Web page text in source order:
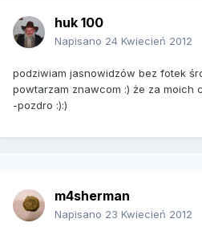
huk 100
Napisano 24 Kwiecień 2012
podziwiam jasnowidzów bez fotek
powtarzam znawcom :) że za moich
-pozdro :):)
m4sherman
Napisano 23 Kwiecień 2012